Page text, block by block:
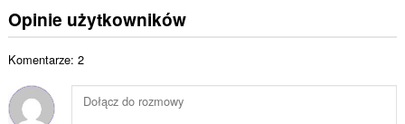
c
e
z
b
c
t
a
c
z
k
i
t
Opinie użytkowników
Komentarze: 2